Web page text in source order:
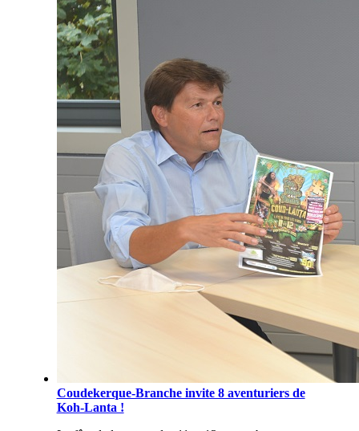
Coudekerque-Branche invite 8 aventuriers de
Koh-Lanta !